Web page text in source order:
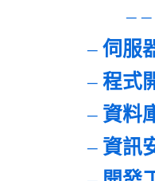
伺服
程式
資料
資訊